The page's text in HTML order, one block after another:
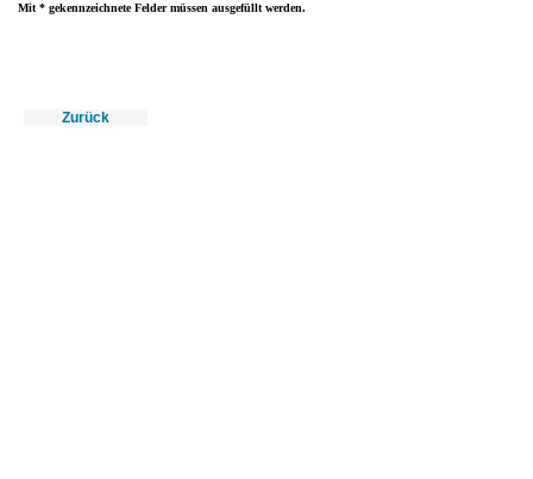
Zurück
Mit * gekennzeichnete Felder müssen ausgefüllt werden.